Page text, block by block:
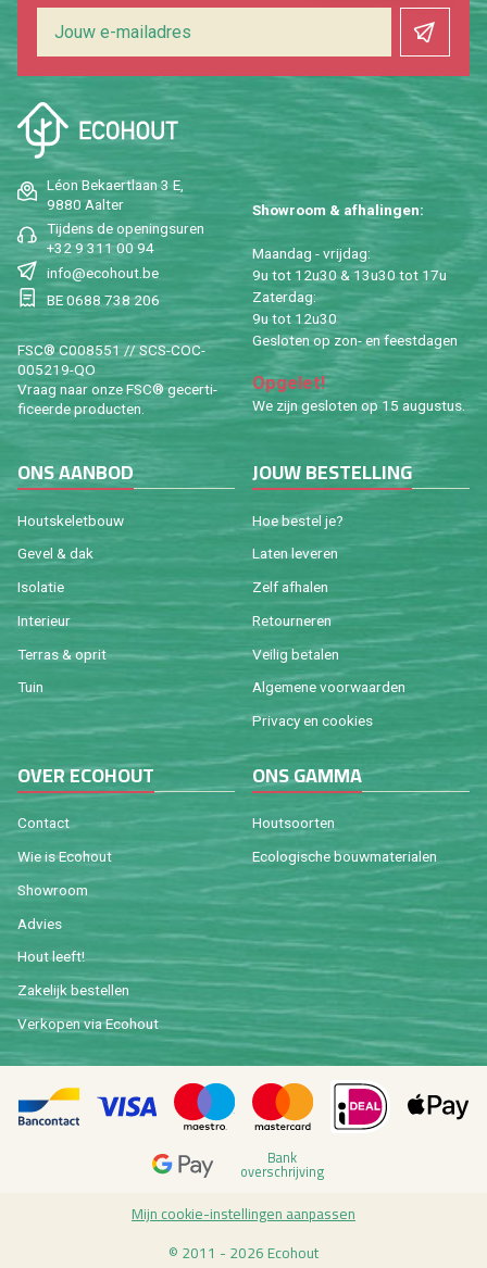
Léon Be­kaert­laan 3 E,
9880 Aal­ter
Tij­dens de ope­nings­uren
+32 9 311 00 94
info@​ecohout.​be
BE 0688 738 206
FSC® C008551 // SCS-COC-
005219-QO
Vraag naar onze FSC® ge­cer­ti­
fi­ceer­de pro­duc­ten.
Show­room & af­ha­lin­gen:
Maan­dag - vrij­dag:
9u tot 12u30 & 13u30 tot 17u
Za­ter­dag:
9u tot 12u30
Ge­slo­ten op zon- en feest­da­gen
Op­ge­let!
We zijn ge­slo­ten op 15 au­gus­tus.
ONS AAN­BOD
Houtske­let­bouw
Gevel & dak
Iso­la­tie
In­te­ri­eur
Ter­ras & oprit
Tuin
JOUW BE­STEL­LING
Hoe be­stel je?
Laten le­ve­ren
Zelf af­ha­len
Re­tour­ne­ren
Vei­lig be­ta­len
Al­ge­me­ne voor­waar­den
Pri­va­cy en coo­kies
OVER ECO­HOUT
Con­tact
Wie is Eco­hout
Show­room
Ad­vies
Hout leeft!
Za­ke­lijk be­stel­len
Ver­ko­pen via Eco­hout
ONS GAMMA
Hout­soor­ten
Eco­lo­gi­sche bouw­ma­te­ri­a­len
Bank
over­schrij­ving
Mijn coo­kie-in­stel­lin­gen aan­pas­sen
© 2011 - 2026 Eco­hout